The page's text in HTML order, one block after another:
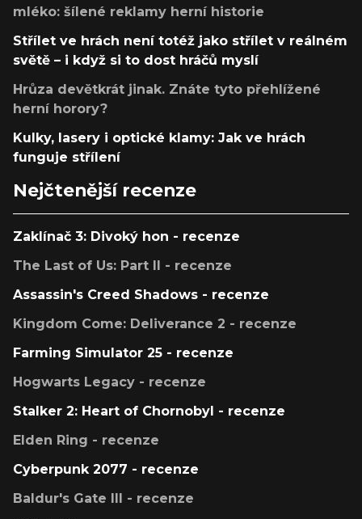
mléko: šílené reklamy herní historie
Střílet ve hrách není totéž jako střílet v reálném
světě – i když si to dost hráčů myslí
Hrůza devětkrát jinak. Znáte tyto přehlížené
herní horory?
Kulky, lasery i optické klamy: Jak ve hrách
funguje střílení
Nejčtenější recenze
Zaklínač 3: Divoký hon - recenze
The Last of Us: Part II - recenze
Assassin's Creed Shadows - recenze
Kingdom Come: Deliverance 2 - recenze
Farming Simulator 25 - recenze
Hogwarts Legacy - recenze
Stalker 2: Heart of Chornobyl - recenze
Elden Ring - recenze
Cyberpunk 2077 - recenze
Baldur's Gate III - recenze